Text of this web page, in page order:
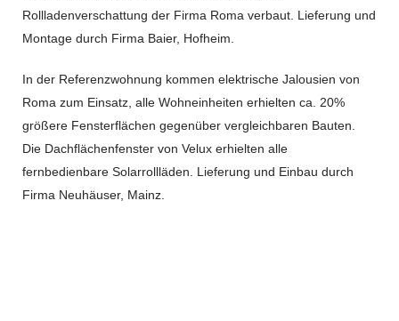
Rollladenverschattung der Firma Roma verbaut. Lieferung und
Montage durch Firma Baier, Hofheim.
In der Referenzwohnung kommen elektrische Jalousien von
Roma zum Einsatz, alle Wohneinheiten erhielten ca. 20%
größere Fensterflächen gegenüber vergleichbaren Bauten.
Die Dachflächenfenster von Velux erhielten alle
fernbedienbare Solarrollläden. Lieferung und Einbau durch
Firma Neuhäuser, Mainz.